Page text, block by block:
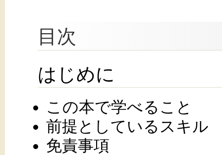
目次
はじめに
この本で学べること
前提としているスキル
免責事項